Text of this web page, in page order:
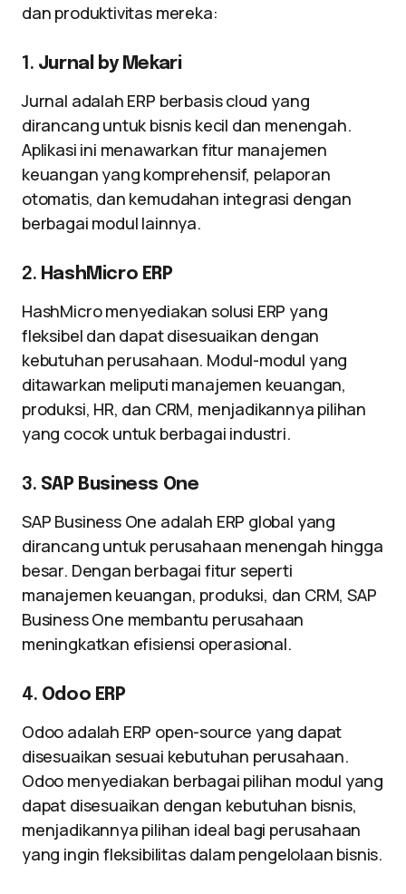
dan produktivitas mereka:
1. Jurnal by Mekari
Jurnal adalah ERP berbasis cloud yang
dirancang untuk bisnis kecil dan menengah.
Aplikasi ini menawarkan fitur manajemen
keuangan yang komprehensif, pelaporan
otomatis, dan kemudahan integrasi dengan
berbagai modul lainnya.
2. HashMicro ERP
HashMicro menyediakan solusi ERP yang
fleksibel dan dapat disesuaikan dengan
kebutuhan perusahaan. Modul-modul yang
ditawarkan meliputi manajemen keuangan,
produksi, HR, dan CRM, menjadikannya pilihan
yang cocok untuk berbagai industri.
3. SAP Business One
SAP Business One adalah ERP global yang
dirancang untuk perusahaan menengah hingga
besar. Dengan berbagai fitur seperti
manajemen keuangan, produksi, dan CRM, SAP
Business One membantu perusahaan
meningkatkan efisiensi operasional.
4. Odoo ERP
Odoo adalah ERP open-source yang dapat
disesuaikan sesuai kebutuhan perusahaan.
Odoo menyediakan berbagai pilihan modul yang
dapat disesuaikan dengan kebutuhan bisnis,
menjadikannya pilihan ideal bagi perusahaan
yang ingin fleksibilitas dalam pengelolaan bisnis.